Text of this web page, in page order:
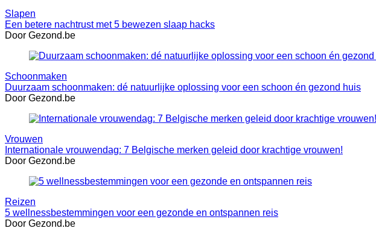
Slapen
Een betere nachtrust met 5 bewezen slaap hacks
Door Gezond.be
Schoonmaken
Duurzaam schoonmaken: dé natuurlijke oplossing voor een schoon én gezond huis
Door Gezond.be
Vrouwen
Internationale vrouwendag: 7 Belgische merken geleid door krachtige vrouwen!
Door Gezond.be
Reizen
5 wellnessbestemmingen voor een gezonde en ontspannen reis
Door Gezond.be